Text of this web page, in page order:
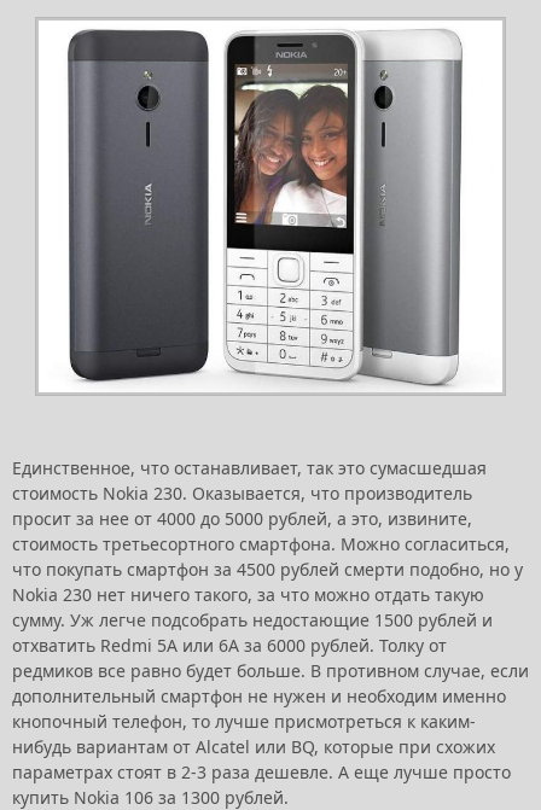
Единственное, что останавливает, так это сумасшедшая
стоимость Nokia 230. Оказывается, что производитель
просит за нее от 4000 до 5000 рублей, а это, извините,
стоимость третьесортного смартфона. Можно согласиться,
что покупать смартфон за 4500 рублей смерти подобно, но у
Nokia 230 нет ничего такого, за что можно отдать такую
сумму. Уж легче подсобрать недостающие 1500 рублей и
отхватить Redmi 5A или 6A за 6000 рублей. Толку от
редмиков все равно будет больше. В противном случае, если
дополнительный смартфон не нужен и необходим именно
кнопочный телефон, то лучше присмотреться к каким-
нибудь вариантам от Alcatel или BQ, которые при схожих
параметрах стоят в 2-3 раза дешевле. А еще лучше просто
купить Nokia 106 за 1300 рублей.